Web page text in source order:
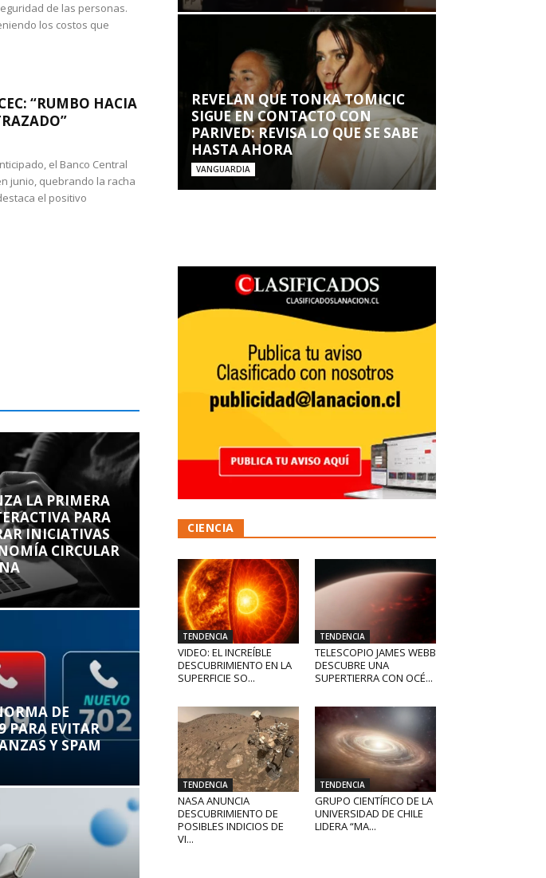
de las personas.
los costos que
“RUMBO HACIA
el Banco Central
junio, quebrando la racha
el positivo
LA PRIMERA
PARA
INICIATIVAS
CIRCULAR
DE
PARA EVITAR
Y SPAM
REVELAN QUE TONKA TOMICIC
SIGUE EN CONTACTO CON
PARIVED: REVISA LO QUE SE SABE
HASTA AHORA
VANGUARDIA
CIENCIA
TENDENCIA
VIDEO: EL INCREÍBLE
DESCUBRIMIENTO EN LA
SUPERFICIE SO...
TENDENCIA
TELESCOPIO JAMES WEBB
DESCUBRE UNA
SUPERTIERRA CON OCÉ...
TENDENCIA
NASA ANUNCIA
DESCUBRIMIENTO DE
POSIBLES INDICIOS DE
VI...
TENDENCIA
GRUPO CIENTÍFICO DE LA
UNIVERSIDAD DE CHILE
LIDERA “MA...